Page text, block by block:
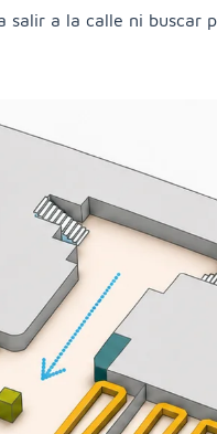
a la calle ni buscar